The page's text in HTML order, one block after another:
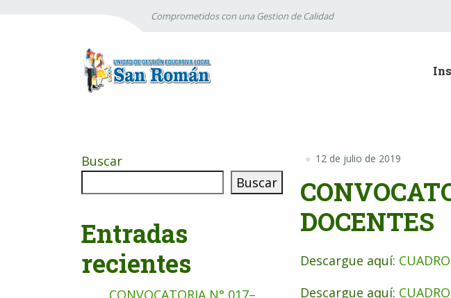
Comprometidos con una Gestion de Calidad
12 de julio de 2019
DOCENTES
Descargue aquí:
Descargue aquí:
Buscar
Buscar
Entradas
recientes
CONVOCATORIA N° 017–